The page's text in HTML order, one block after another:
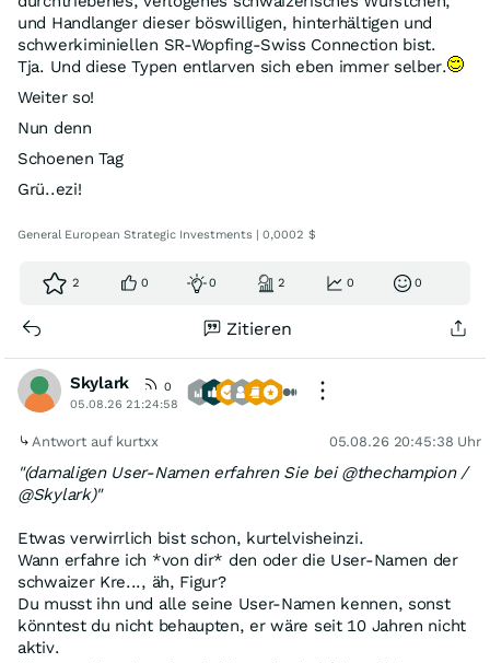
und Handlanger dieser böswilligen, hinterhältigen und
schwerkiminiellen SR-Wopfing-Swiss Connection bist.
Tja. Und diese Typen entlarven sich eben immer selber.
Weiter so!
Nun denn
Schoenen Tag
Grü..ezi!
General European Strategic Investments | 0,0002 $
2 0 0 2 0 0
Zitieren
Skylark
0
05.08.26 21:24:58
Antwort auf kurtxx 05.08.26 20:45:38 Uhr
"(damaligen User-Namen erfahren Sie bei @thechampion /
@Skylark)"
Etwas verwirrlich bist schon, kurtelvisheinzi.
Wann erfahre ich *von dir* den oder die User-Namen der
schwaizer Kre..., äh, Figur?
Du musst ihn und alle seine User-Namen kennen, sonst
könntest du nicht behaupten, er wäre seit 10 Jahren nicht
aktiv.